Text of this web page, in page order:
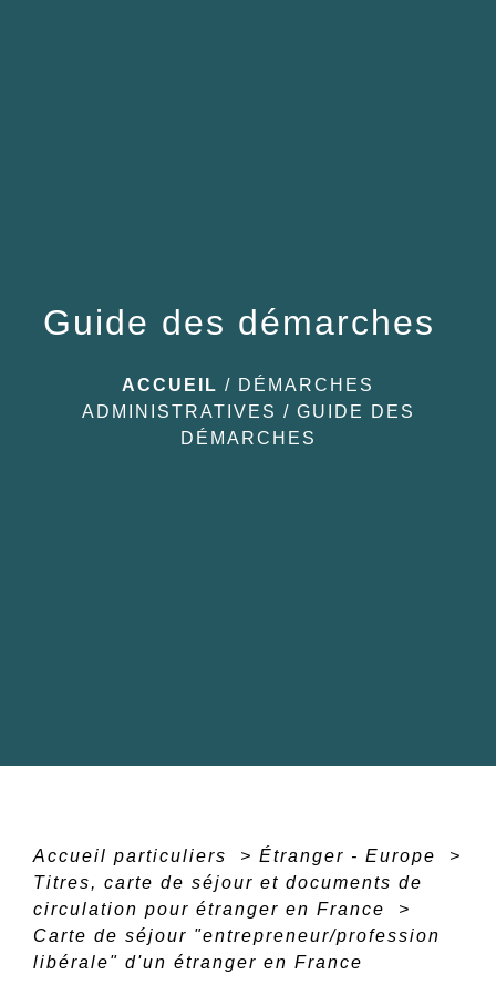
Guide des démarches
ACCUEIL / DÉMARCHES
ADMINISTRATIVES / GUIDE DES
DÉMARCHES
Accueil particuliers > Étranger - Europe
>
Titres, carte de séjour et documents de
circulation pour étranger en France
>
Carte de séjour "entrepreneur/profession
libérale" d'un étranger en France